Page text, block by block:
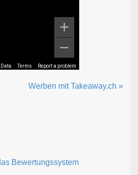
Terms Report a problem
Werben mit Takeaway.ch »
Bewertungssystem